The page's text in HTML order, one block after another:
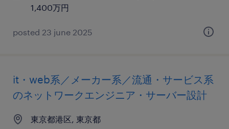
1,400万円
posted 23 june 2025
it・web系／メーカー系／流通・サービス系
のネットワークエンジニア・サーバー設計
東京都港区, 東京都